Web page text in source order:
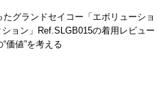
たグランドセイコー「エボリューショ
ョン」Ref.SLGB015の着用レビュー
価値”を考える